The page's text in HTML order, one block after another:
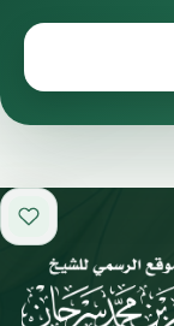
Add to favorites